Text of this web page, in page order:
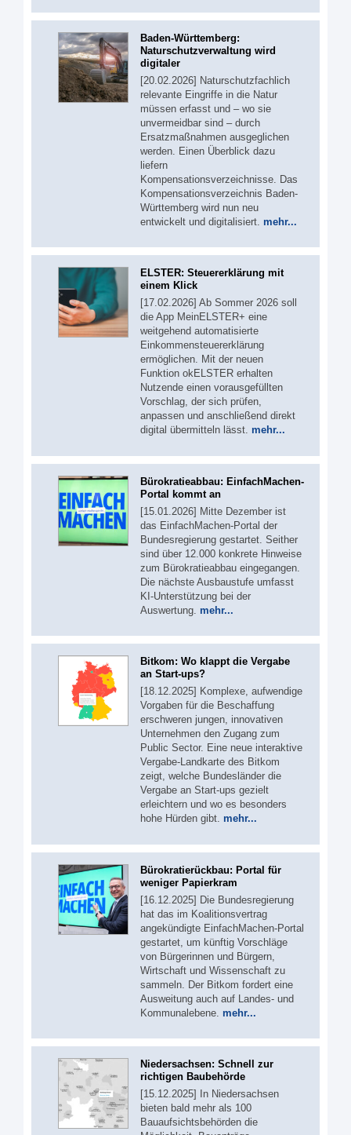
Baden-Württemberg:
Naturschutzverwaltung wird
digitaler
[20.02.2026] Naturschutzfachlich
relevante Eingriffe in die Natur
müssen erfasst und – wo sie
unvermeidbar sind – durch
Ersatzmaßnahmen ausgeglichen
werden. Einen Überblick dazu
liefern
Kompensationsverzeichnisse. Das
Kompensationsverzeichnis Baden-
Württemberg wird nun neu
entwickelt und digitalisiert. mehr...
ELSTER: Steuererklärung mit
einem Klick
[17.02.2026] Ab Sommer 2026 soll
die App MeinELSTER+ eine
weitgehend automatisierte
Einkommensteuererklärung
ermöglichen. Mit der neuen
Funktion okELSTER erhalten
Nutzende einen vorausgefüllten
Vorschlag, der sich prüfen,
anpassen und anschließend direkt
digital übermitteln lässt. mehr...
Bürokratieabbau: EinfachMachen-
Portal kommt an
[15.01.2026] Mitte Dezember ist
das EinfachMachen-Portal der
Bundesregierung gestartet. Seither
sind über 12.000 konkrete Hinweise
zum Bürokratieabbau eingegangen.
Die nächste Ausbaustufe umfasst
KI-Unterstützung bei der
Auswertung. mehr...
Bitkom: Wo klappt die Vergabe
an Start-ups?
[18.12.2025] Komplexe, aufwendige
Vorgaben für die Beschaffung
erschweren jungen, innovativen
Unternehmen den Zugang zum
Public Sector. Eine neue interaktive
Vergabe-Landkarte des Bitkom
zeigt, welche Bundesländer die
Vergabe an Start-ups gezielt
erleichtern und wo es besonders
hohe Hürden gibt. mehr...
Bürokratierückbau: Portal für
weniger Papierkram
[16.12.2025] Die Bundesregierung
hat das im Koalitionsvertrag
angekündigte EinfachMachen-Portal
gestartet, um künftig Vorschläge
von Bürgerinnen und Bürgern,
Wirtschaft und Wissenschaft zu
sammeln. Der Bitkom fordert eine
Ausweitung auch auf Landes- und
Kommunalebene. mehr...
Niedersachsen: Schnell zur
richtigen Baubehörde
[15.12.2025] In Niedersachsen
bieten bald mehr als 100
Bauaufsichtsbehörden die